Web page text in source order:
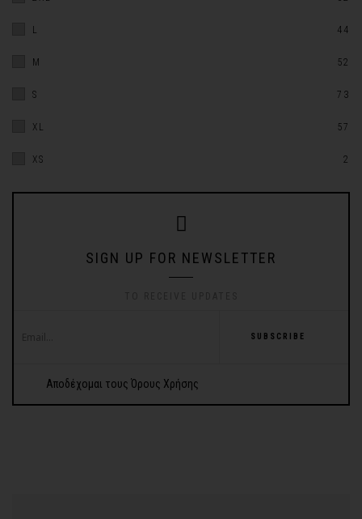
L 44
M 52
S 73
XL 57
XS 2
SIGN UP FOR NEWSLETTER
SUBSCRIBE
Αποδέχομαι τους Όρους Χρήσης